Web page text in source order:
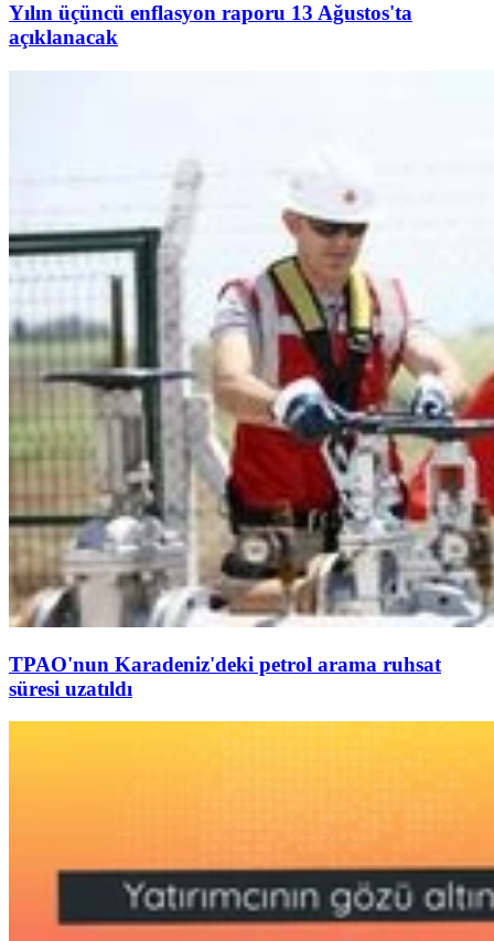
Yılın üçüncü enflasyon raporu 13 Ağustos'ta
açıklanacak
TPAO'nun Karadeniz'deki petrol arama ruhsat
süresi uzatıldı